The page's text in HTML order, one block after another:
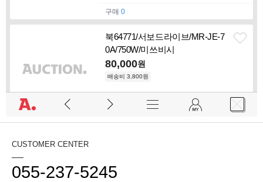
CUSTOMER CENTER
055-237-5245